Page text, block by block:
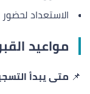
الاستعداد لحضور
مواعيد
📌 متى يبدأ